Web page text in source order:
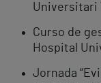
Universitari
Curso de
Hospital
Jornada